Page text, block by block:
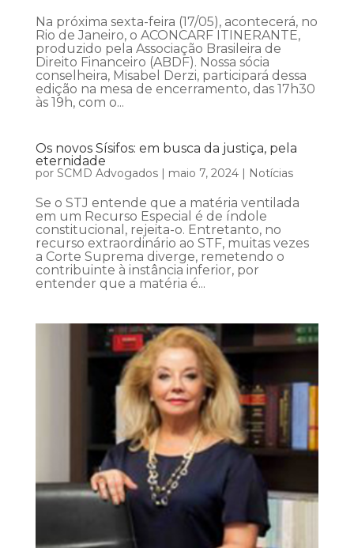
Na próxima sexta-feira (17/05), acontecerá, no
Rio de Janeiro, o ACONCARF ITINERANTE,
produzido pela Associação Brasileira de
Direito Financeiro (ABDF). Nossa sócia
conselheira, Misabel Derzi, participará dessa
edição na mesa de encerramento, das 17h30
às 19h, com o...
Os novos Sísifos: em busca da justiça, pela
eternidade
por SCMD Advogados| maio 7, 2024| Notícias
Se o STJ entende que a matéria ventilada
em um Recurso Especial é de índole
constitucional, rejeita-o. Entretanto, no
recurso extraordinário ao STF, muitas vezes
a Corte Suprema diverge, remetendo o
contribuinte à instância inferior, por
entender que a matéria é...